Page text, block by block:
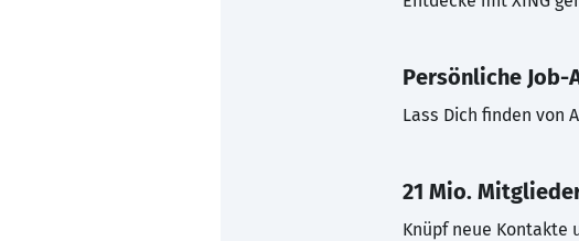
Persönliche Job-
Lass Dich finden von
21 Mio.
Knüpf neue Kontakte